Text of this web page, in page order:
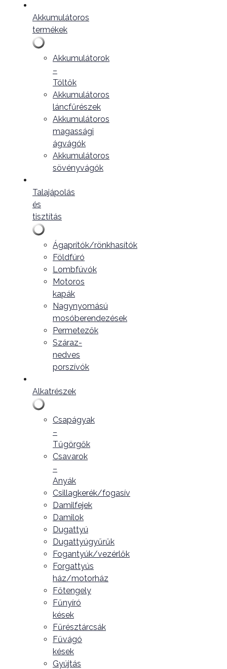
Akkumulátoros
termékek
Akkumulátorok
–
Töltők
Akkumulátoros
láncfűrészek
Akkumulátoros
magassági
ágvágók
Akkumulátoros
sövényvágók
Talajápolás
és
tisztítás
Ágaprítók/rönkhasítók
Földfúró
Lombfúvók
Motoros
kapák
Nagynyomású
mosóberendezések
Permetezők
Száraz-
nedves
porszívók
Alkatrészek
Csapágyak
–
Tűgörgők
Csavarok
–
Anyák
Csillagkerék/fogasív
Damilfejek
Damilok
Dugattyú
Dugattyúgyűrűk
Fogantyúk/vezérlők
Forgattyús
ház/motorház
Főtengely
Fűnyíró
kések
Fűrésztárcsák
Fűvágó
kések
Gyújtás